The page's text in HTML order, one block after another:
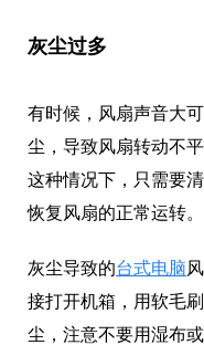
灰尘过多
有时候，风扇声音大
尘，导致风扇转动不
这种情况下，只需要
恢复风扇的正常运转。
灰尘导致的台式电脑
接打开机箱，用软毛
尘，注意不要用湿布